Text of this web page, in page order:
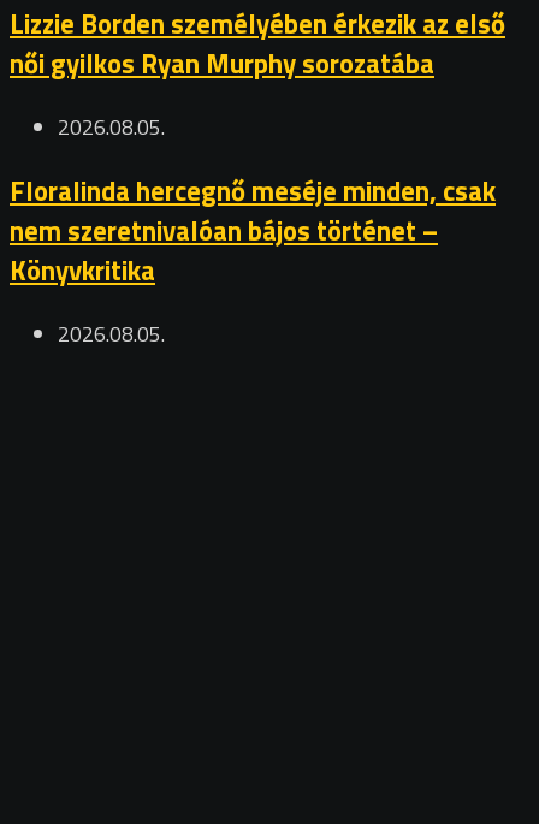
Lizzie Borden személyében érkezik az első
női gyilkos Ryan Murphy sorozatába
2026.08.05.
Floralinda hercegnő meséje minden, csak
nem szeretnivalóan bájos történet –
Könyvkritika
2026.08.05.